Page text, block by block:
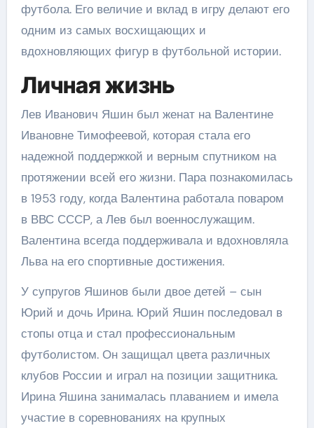
футбола. Его величие и вклад в игру делают его
одним из самых восхищающих и
вдохновляющих фигур в футбольной истории.
Личная жизнь
Лев Иванович Яшин был женат на Валентине
Ивановне Тимофеевой, которая стала его
надежной поддержкой и верным спутником на
протяжении всей его жизни. Пара познакомилась
в 1953 году, когда Валентина работала поваром
в ВВС СССР, а Лев был военнослужащим.
Валентина всегда поддерживала и вдохновляла
Льва на его спортивные достижения.
У супругов Яшинов были двое детей – сын
Юрий и дочь Ирина. Юрий Яшин последовал в
стопы отца и стал профессиональным
футболистом. Он защищал цвета различных
клубов России и играл на позиции защитника.
Ирина Яшина занималась плаванием и имела
участие в соревнованиях на крупных